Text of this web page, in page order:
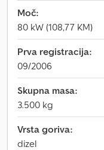
Moč:
80 kW (108,77 KM)
Prva registracija:
09/2006
Skupna masa:
3.500 kg
Vrsta goriva:
dizel